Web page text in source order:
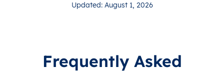
Updated: August 1, 2026
Frequently Asked